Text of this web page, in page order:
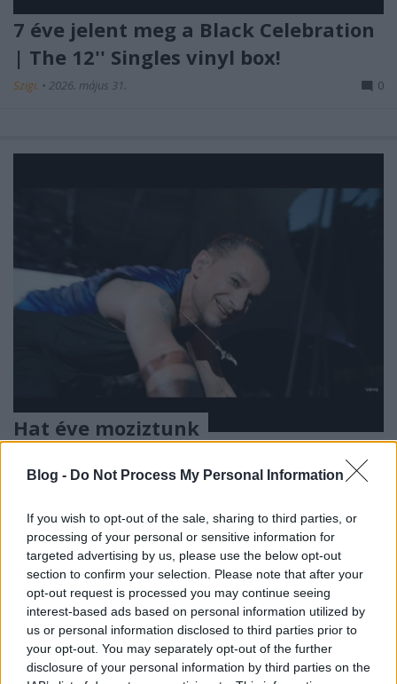
Blog - Do Not Process My Personal Information
If you wish to opt-out of the sale, sharing to third parties, or
processing of your personal or sensitive information for
targeted advertising by us, please use the below opt-out
section to confirm your selection. Please note that after your
opt-out request is processed you may continue seeing
interest-based ads based on personal information utilized by
us or personal information disclosed to third parties prior to
your opt-out. You may separately opt-out of the further
disclosure of your personal information by third parties on the
7 éve jelent meg a Black Celebration
| The 12'' Singles vinyl box!
Szigi. • 2026. május 31. 0
Hat éve moziztunk
vetítették először a mozikban a SPIRITS IN THE
FOREST című DM koncert-és dokumentumfilmet!